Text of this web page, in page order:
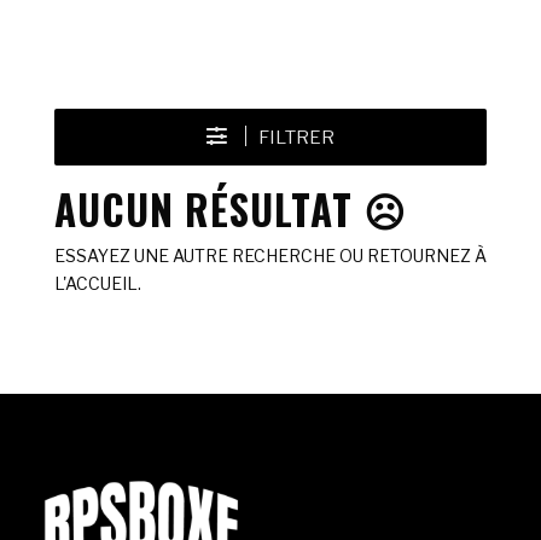
FILTRER
AUCUN RÉSULTAT ☹️
ESSAYEZ UNE AUTRE RECHERCHE OU RETOURNEZ À
L'ACCUEIL.